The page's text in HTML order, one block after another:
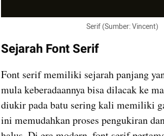
                                                        Serif (Sumber: Vincent)
Sejarah Font Serif
Font serif memiliki sejarah panjang
mula keberadaannya bisa dilacak ke
diukir pada batu sering kali memiliki
ini memudahkan proses pengukiran